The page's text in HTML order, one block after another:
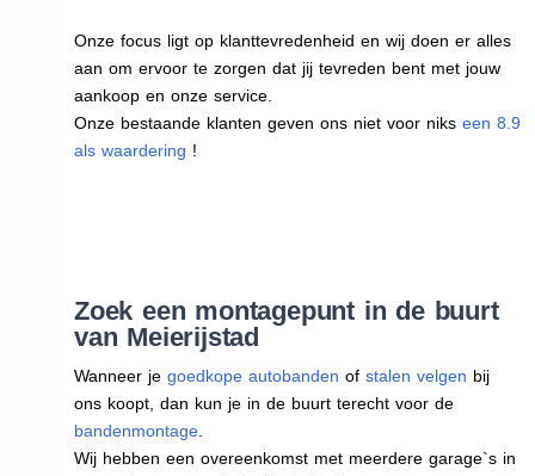
Onze focus ligt op klanttevredenheid en wij doen er alles
aan om ervoor te zorgen dat jij tevreden bent met jouw
aankoop en onze service.
Onze bestaande klanten geven ons niet voor niks een 8.9
als waardering !
Zoek een montagepunt in de buurt
van Meierijstad
Wanneer je goedkope autobanden of stalen velgen bij
ons koopt, dan kun je in de buurt terecht voor de
bandenmontage.
Wij hebben een overeenkomst met meerdere garage`s in